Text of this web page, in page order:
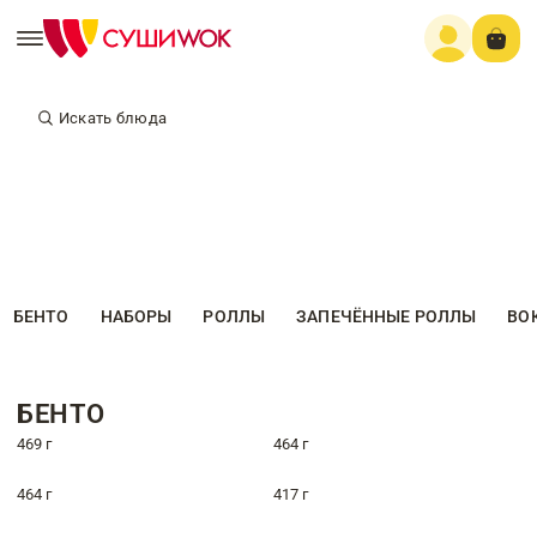
Искать блюда
БЕНТО НАБОРЫ РОЛЛЫ ЗАПЕЧЁННЫЕ РОЛЛЫ
БЕНТО
469 г 464 г
464 г 417 г